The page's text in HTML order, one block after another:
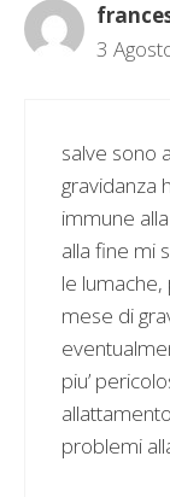
3
salve sono
gravidanza
immune
alla fine mi
le
mese di
piu’
problemi